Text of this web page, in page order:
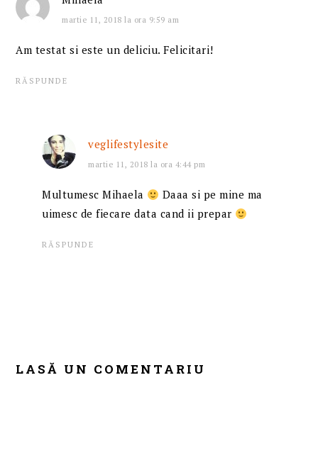
martie 11, 2018 la ora 9:59 am
Am testat si este un deliciu. Felicitari!
RĂSPUNDE
veglifestylesite
martie 11, 2018 la ora 4:44 pm
Multumesc Mihaela
Daaa si pe mine ma
uimesc de fiecare data cand ii prepar
RĂSPUNDE
LASĂ UN COMENTARIU